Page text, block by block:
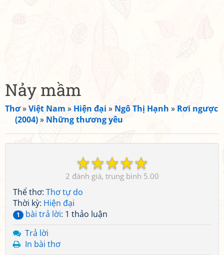
Nảy mầm
Thơ»Việt Nam » Hiện đại » Ngô Thị Hạnh » Rơi ngược
(2004)» Những thương yêu
☆
☆
☆
☆
☆
2 5.00
Thể thơ: Thơ tự do
Thời kỳ: Hiện đại
1 bài trả lời: 1 thảo luận
Trả lời
In bài thơ